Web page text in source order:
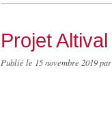
Projet
Publié le 15 novembre 2019